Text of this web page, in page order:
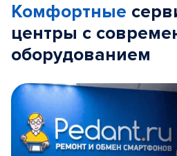
Комфортные
центры с
оборудованием